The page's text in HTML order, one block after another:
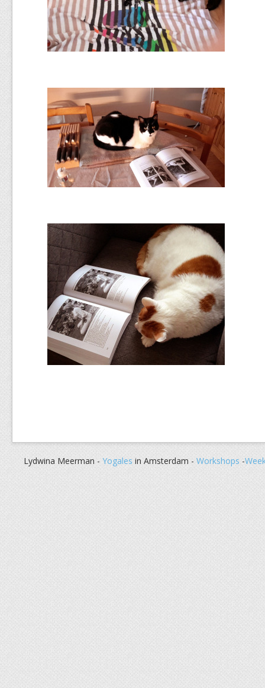
Lydwina Meerman - Yogales in Amsterdam - Workshops -